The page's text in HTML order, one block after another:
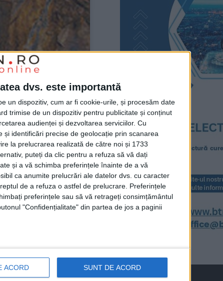
dvs. este importantă
un dispozitiv, cum ar fi cookie-urile, și procesăm date
trimise de un dispozitiv pentru publicitate și conținut
audienței și dezvoltarea serviciilor. Cu
identificări precise de geolocație prin scanarea
la prelucrarea realizată de către noi și 1733
puteți da clic pentru a refuza să vă dați
și a vă schimba preferințele înainte de a vă
ca anumite prelucrări ale datelor dvs. cu caracter
de a refuza o astfel de prelucrare. Preferințele
preferințele sau să vă retrageți consimțământul
"Confidențialitate" din partea de jos a paginii
ACORD SUNT DE ACORD
Romeo
achiziţionat anul